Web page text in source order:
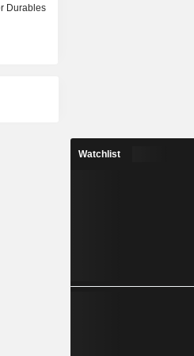
Durables
Watchlist